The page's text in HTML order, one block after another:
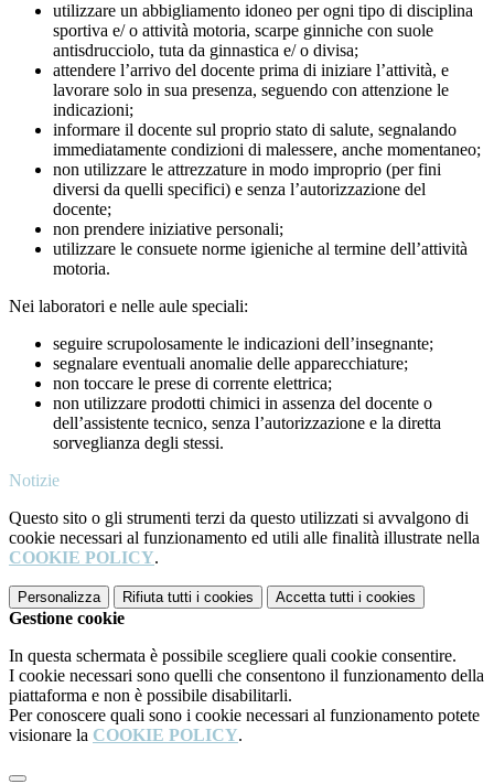
utilizzare un abbigliamento idoneo per ogni tipo di disciplina
sportiva e/ o attività motoria, scarpe ginniche con suole
antisdrucciolo, tuta da ginnastica e/ o divisa;
attendere l’arrivo del docente prima di iniziare l’attività, e
lavorare solo in sua presenza, seguendo con attenzione le
indicazioni;
informare il docente sul proprio stato di salute, segnalando
immediatamente condizioni di malessere, anche momentaneo;
non utilizzare le attrezzature in modo improprio (per fini
diversi da quelli specifici) e senza l’autorizzazione del
docente;
non prendere iniziative personali;
utilizzare le consuete norme igieniche al termine dell’attività
motoria.
Nei laboratori e nelle aule speciali:
seguire scrupolosamente le indicazioni dell’insegnante;
segnalare eventuali anomalie delle apparecchiature;
non toccare le prese di corrente elettrica;
non utilizzare prodotti chimici in assenza del docente o
dell’assistente tecnico, senza l’autorizzazione e la diretta
sorveglianza degli stessi.
Notizie
Questo sito o gli strumenti terzi da questo utilizzati si avvalgono di
cookie necessari al funzionamento ed utili alle finalità illustrate nella
COOKIE POLICY.
Personalizza Rifiuta tutti i cookies Accetta tutti i cookies
Gestione cookie
In questa schermata è possibile scegliere quali cookie consentire.
I cookie necessari sono quelli che consentono il funzionamento della
piattaforma e non è possibile disabilitarli.
Per conoscere quali sono i cookie necessari al funzionamento potete
visionare la COOKIE POLICY.